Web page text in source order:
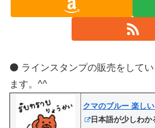
⚫️ ラインスタンプの販売をして
ます。^^
クマのブルー 楽し
日本語が少しわ